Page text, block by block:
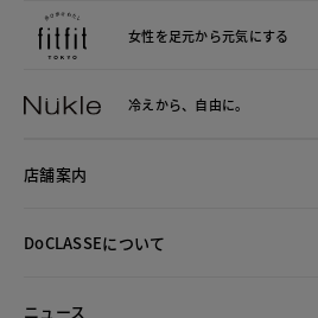
女性を足元から元気にする
冷えから、 自由に。
店舗案内
DoCLASSEについて
ニュース